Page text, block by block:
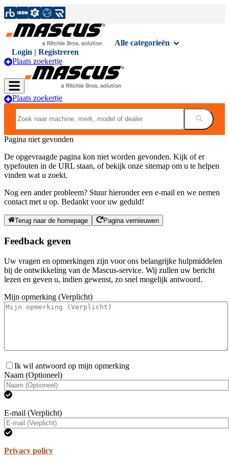
Alle categorieën
Login | Registreren
Plaats zoekertje
Plaats zoekertje
Pagina niet gevonden
De opgevraagde pagina kon niet worden gevonden. Kijk of er
typefouten in de URL staan, of bekijk onze sitemap om u te helpen
vinden wat u zoekt.
Nog een ander probleem? Stuur hieronder een e-mail en we nemen
contact met u op. Bedankt voor uw geduld!
Terug naar de homepage Pagina vernieuwen
Feedback geven
Uw vragen en opmerkingen zijn voor ons belangrijke hulpmiddelen
bij de ontwikkeling van de Mascus-service. Wij zullen uw bericht
lezen en geven u, indien gewenst, zo snel mogelijk antwoord.
Mijn opmerking (Verplicht)
Ik wil antwoord op mijn opmerking
Naam (Optioneel)
E-mail (Verplicht)
Privacy policy